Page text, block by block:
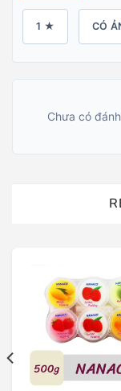
1 ★ CÓ
Chưa có